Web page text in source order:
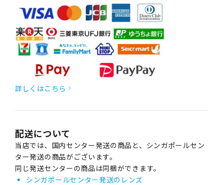
詳しくはこちら
配送について
当店では、国内センター発送の商品と、シンガポールセン
ター発送の商品がございます。
同じ発送センターの商品は同梱ができます。
シンガポールセンター発送のレンズ